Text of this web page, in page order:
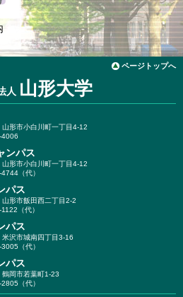
ページトップへ
人 山形大学
山形市小白川町一丁目4-12
4006
ンパス
山形市小白川町一丁目4-12
（代）
パス
山形市飯田西二丁目2-2
（代）
パス
米沢市城南四丁目3-16
（代）
パス
鶴岡市若葉町1-23
（代）